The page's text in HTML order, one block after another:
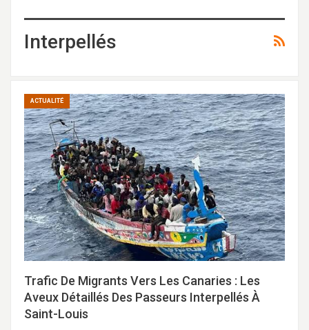
Interpellés
ACTUALITÉ
Trafic De Migrants Vers Les Canaries : Les
Aveux Détaillés Des Passeurs Interpellés À
Saint-Louis